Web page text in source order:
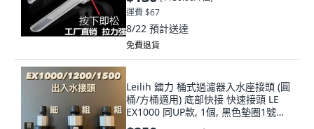
運費 $67
8/22 預計送達
免費退貨
Leilih 鐳力 桶式過濾器入水座接頭 (圓
桶/方桶適用) 底部快接 快速接頭 LE
EX1000 同UP款, 1個, 黑色墊圈1號快
速接頭(細/細)1入